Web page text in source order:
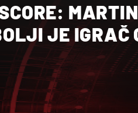
JE IGRAČ